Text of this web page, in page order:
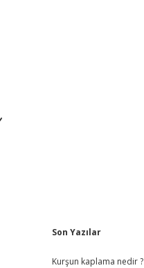
Sidebar
Son Yazılar
Kurşun kaplama nedir ?
ilbethiltonbet